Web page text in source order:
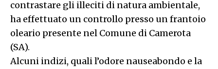
contrastare gli illeciti di natura ambientale,
ha effettuato un controllo presso un frantoio
oleario presente nel Comune di Camerota
(SA).
Alcuni indizi, quali l’odore nauseabondo e la